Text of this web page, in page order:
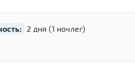
2 дня (1 ночлег)